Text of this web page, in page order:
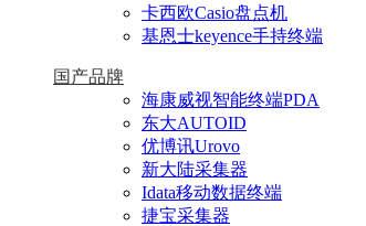
卡西欧Casio盘点机
基恩士keyence手持终端
国产品牌
海康威视智能终端PDA
东大AUTOID
优博讯Urovo
新大陆采集器
Idata移动数据终端
捷宝采集器